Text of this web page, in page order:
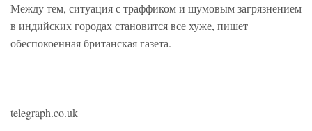
Между тем, ситуация с траффиком и шумовым загрязнением
в индийских городах становится все хуже, пишет
обеспокоенная британская газета.
telegraph.co.uk